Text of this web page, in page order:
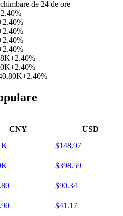
de 24 de ore
+2.40%
+2.40%
+2.40%
CNY USD
$148.97
$398.59
$90.34
$41.17